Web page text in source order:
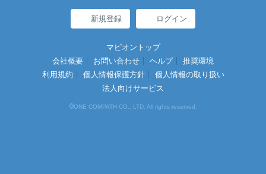
新規登録 ログイン
マピオントップ
会社概要
お問い合わせ ヘルプ
推奨環境
利用規約
個人情報保護方針
個人情報の取り扱い
法人向けサービス
©ONE COMPATH CO., LTD. All rights reserved.